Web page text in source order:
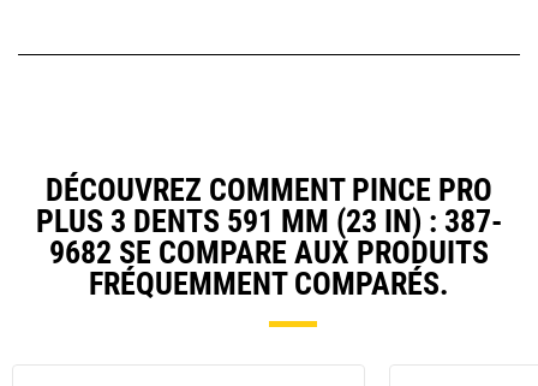
DÉCOUVREZ COMMENT PINCE PRO
PLUS 3 DENTS 591 MM (23 IN) : 387-
9682 SE COMPARE AUX PRODUITS
FRÉQUEMMENT COMPARÉS.